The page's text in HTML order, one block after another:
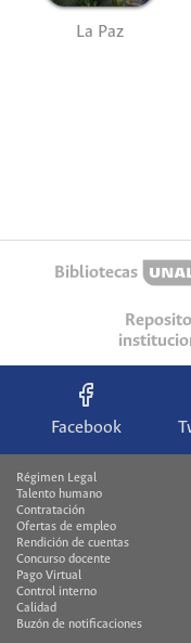
La Paz
Bibliotecas
Facebook
Régimen Legal
Talento humano
Contratación
Ofertas de empleo
Rendición de cuentas
Concurso docente
Pago Virtual
Control interno
Calidad
Buzón de notificaciones